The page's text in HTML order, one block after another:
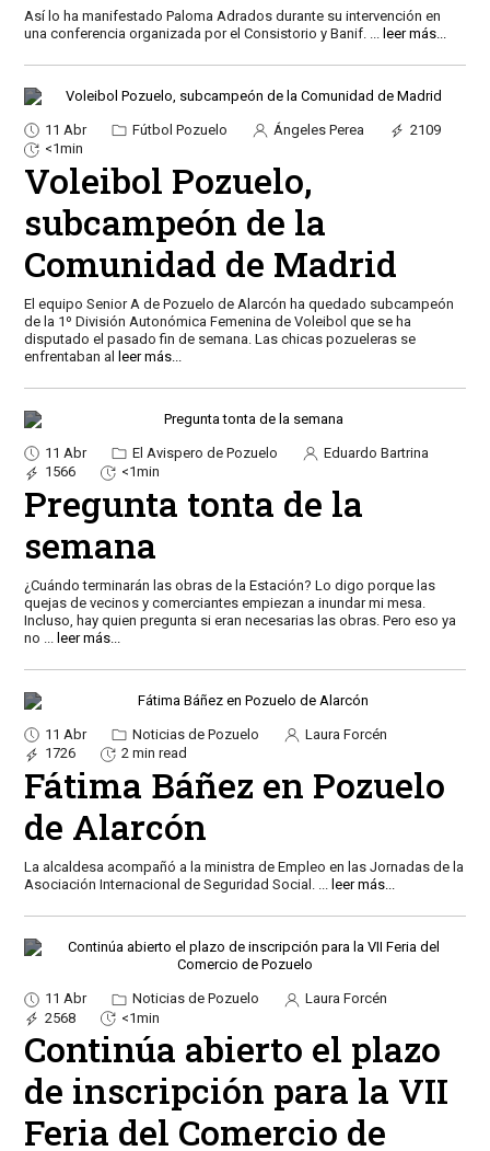
Así lo ha manifestado Paloma Adrados durante su intervención en
una conferencia organizada por el Consistorio y Banif.
leer más...
11 Abr Fútbol Pozuelo Ángeles Perea
2109
<1min
Voleibol Pozuelo,
subcampeón de la
Comunidad de Madrid
El equipo Senior A de Pozuelo de Alarcón ha quedado subcampeón
de la 1º División Autonómica Femenina de Voleibol que se ha
disputado el pasado fin de semana. Las chicas pozueleras se
enfrentaban al leer más...
11 Abr El Avispero de Pozuelo
Eduardo Bartrina
1566
<1min
Pregunta tonta de la
semana
¿Cuándo terminarán las obras de la Estación? Lo digo porque las
quejas de vecinos y comerciantes empiezan a inundar mi mesa.
Incluso, hay quien pregunta si eran necesarias las obras. Pero eso ya
no
leer más...
11 Abr Noticias de Pozuelo
Laura Forcén
1726
2 min read
Fátima Báñez en Pozuelo
de Alarcón
La alcaldesa acompañó a la ministra de Empleo en las Jornadas de la
Asociación Internacional de Seguridad Social.
leer más...
11 Abr Noticias de Pozuelo
Laura Forcén
2568
<1min
Continúa abierto el plazo
de inscripción para la VII
Feria del Comercio de